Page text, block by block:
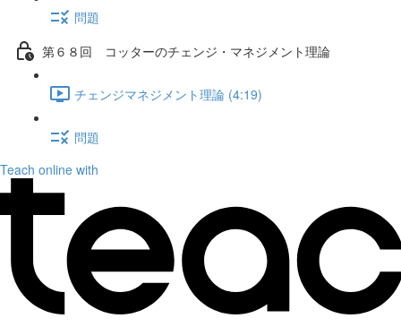
問題
第６８回 コッターのチェンジ・マネジメント理論
チェンジマネジメント理論 (4:19)
問題
Teach online with